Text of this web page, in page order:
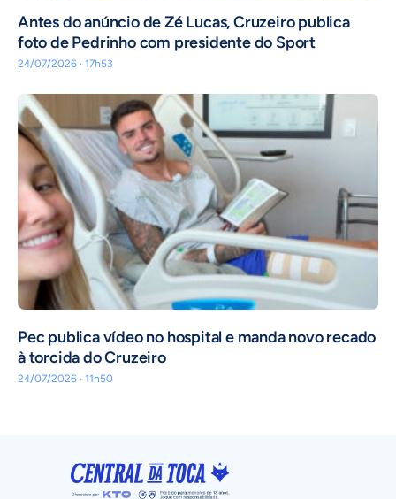
Antes do anúncio de Zé Lucas, Cruzeiro publica
foto de Pedrinho com presidente do Sport
24/07/2026 · 17h53
Pec publica vídeo no hospital e manda novo recado
à torcida do Cruzeiro
24/07/2026 · 11h50